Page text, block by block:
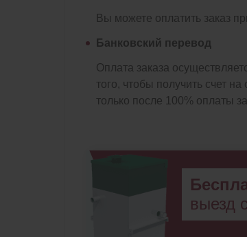
Вы можете оплатить заказ
Банковский перевод
Оплата заказа
того, чтобы получить счет
только после 100% оплаты
выезд